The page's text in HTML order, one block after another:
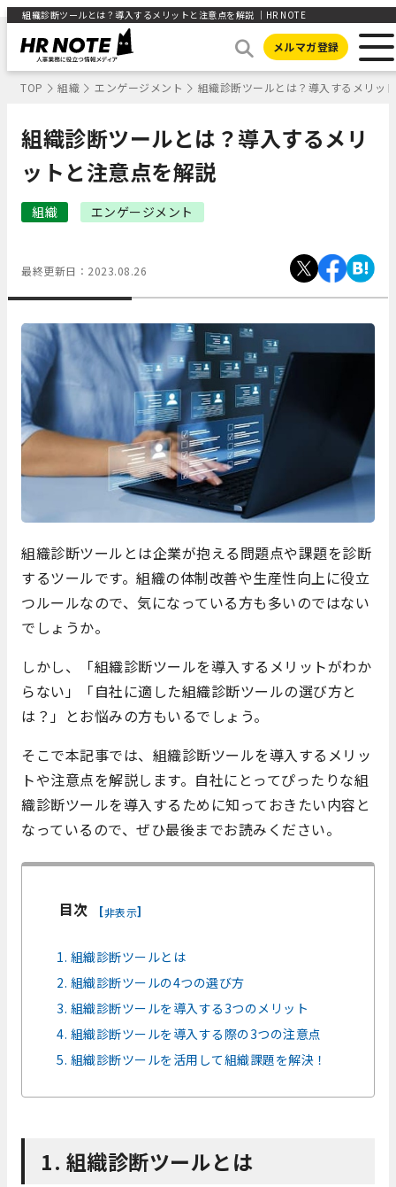
組織診断ツールとは？導入するメリットと注意点を解説 ｜HR NOTE
メルマガ登録
TOP 組織 エンゲージメント 組織診断ツールとは？導入するメリッ
組織診断ツールとは？導入するメリ
ットと注意点を解説
組織 エンゲージメント
最終更新日： 2023.08.26
組織診断ツールとは企業が抱える問題点や課題を診断
するツールです。組織の体制改善や生産性向上に役立
つルールなので、気になっている方も多いのではない
でしょうか。
しかし、「組織診断ツールを導入するメリットがわか
らない」「自社に適した組織診断ツールの選び方と
は？」とお悩みの方もいるでしょう。
そこで本記事では、組織診断ツールを導入するメリッ
トや注意点を解説します。自社にとってぴったりな組
織診断ツールを導入するために知っておきたい内容と
なっているので、ぜひ最後までお読みください。
目次 [非表示]
1. 組織診断ツールとは
2. 組織診断ツールの4つの選び方
3. 組織診断ツールを導入する3つのメリット
4. 組織診断ツールを導入する際の3つの注意点
5. 組織診断ツールを活用して組織課題を解決！
1. 組織診断ツールとは